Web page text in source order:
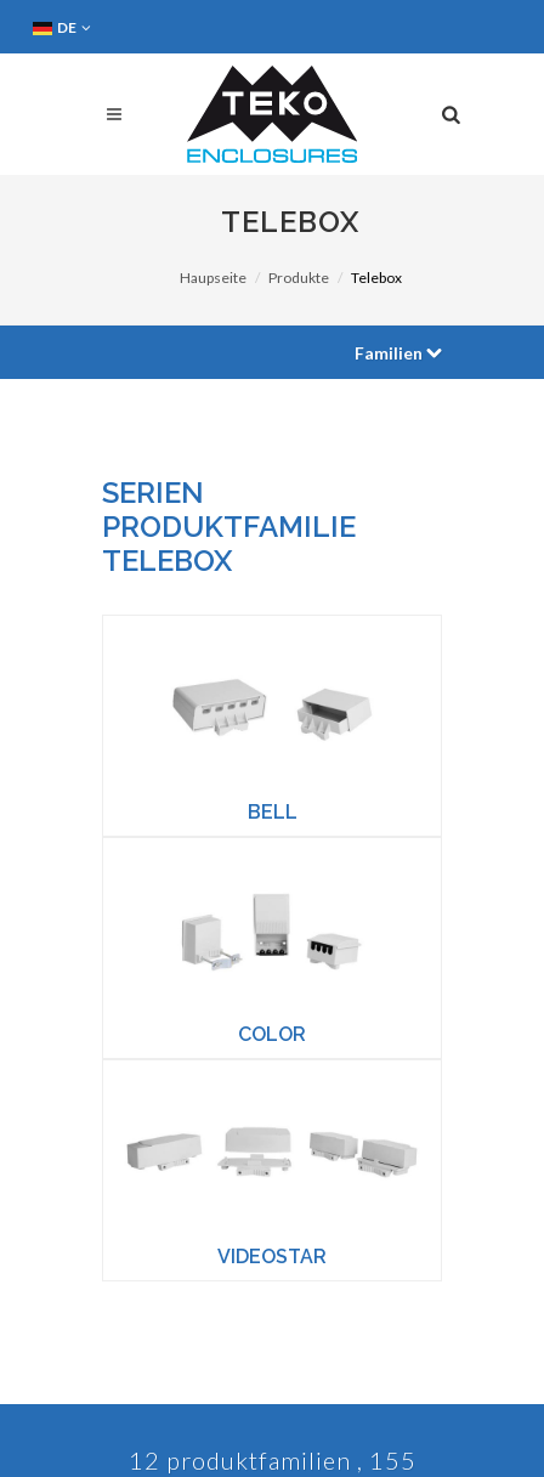
DE
TELEBOX
Haupseite Produkte Telebox
Familien
SERIEN
PRODUKTFAMILIE
TELEBOX
BELL
COLOR
VIDEOSTAR
12 produktfamilien , 155